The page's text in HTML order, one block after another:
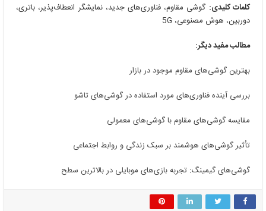
کلمات کلیدی: گوشی مقاوم، فناوری‌های جدید، نمایشگر انعطاف‌پذیر، باتری،
دوربین، هوش مصنوعی، 5G
مطالب مفید دیگر:
بهترین گوشی‌های مقاوم موجود در بازار
بررسی آینده فناوری‌های مورد استفاده در گوشی‌های تاشو
مقایسه گوشی‌های مقاوم با گوشی‌های معمولی
تأثیر گوشی‌های هوشمند بر سبک زندگی و روابط اجتماعی
گوشی‌های گیمینگ: تجربه بازی‌های موبایلی در بالاترین سطح